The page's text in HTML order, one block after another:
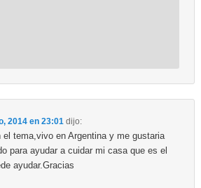
2014 en 23:01 dijo:
el tema,vivo en Argentina y me gustaria
para ayudar a cuidar mi casa que es el
ayudar.Gracias